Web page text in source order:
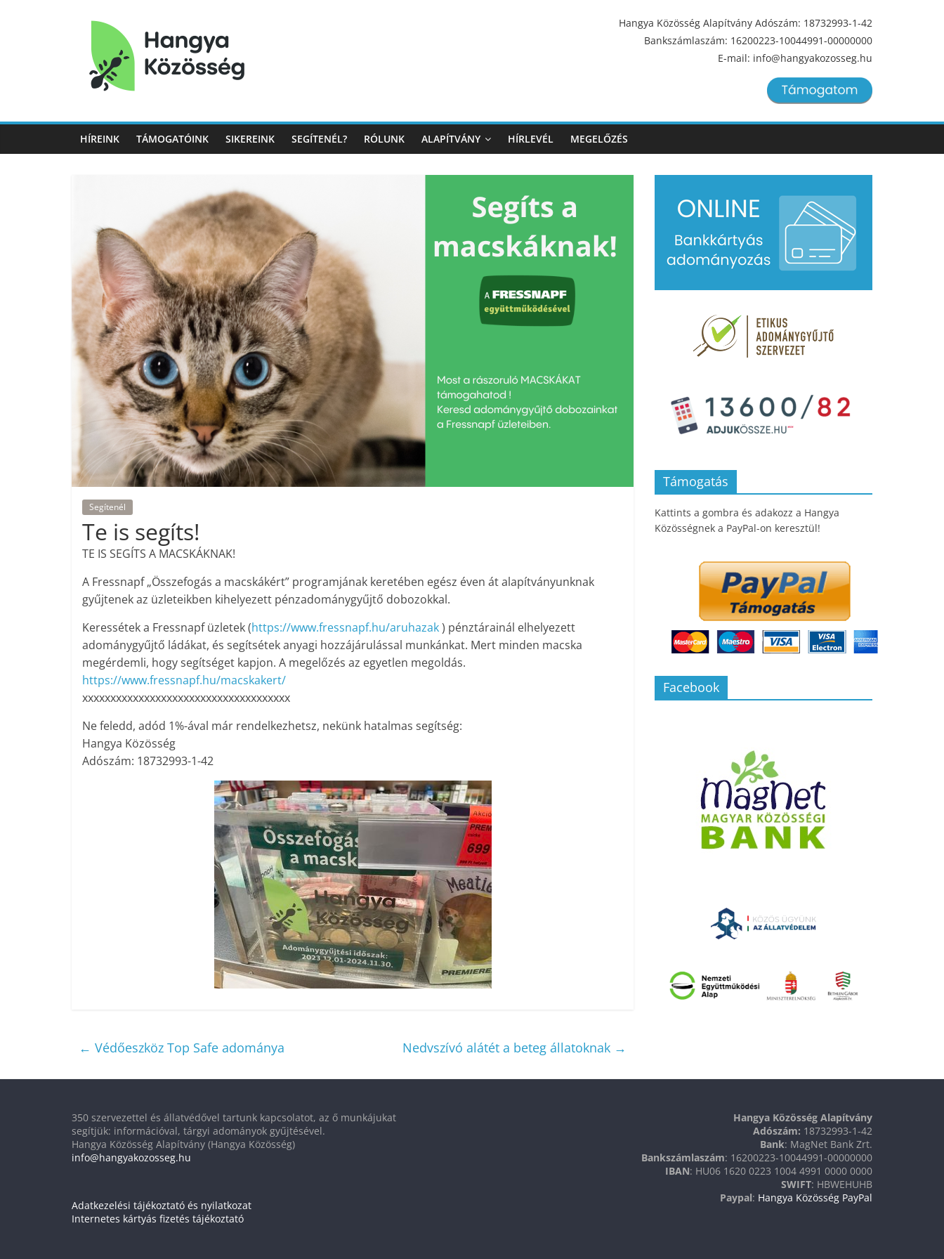
Hangya
Közösség
Hangya
Közösség
Hangya Közösség Alapítvány Adószám: 18732993-1-42
Bankszámlaszám: 16200223-10044991-00000000
E-mail: info@hangyakozosseg.hu
HÍREINK TÁMOGATÓINK SIKEREINK SEGÍTENÉL? RÓLUNK ALAPÍTVÁNY HÍRLEVÉL MEGELŐZÉS
Segítenél
Te is segíts!
TE IS SEGÍTS A MACSKÁKNAK!
A Fressnapf „Összefogás a macskákért” programjának keretében egész éven át alapítványunknak
gyűjtenek az üzleteikben kihelyezett pénzadománygyűjtő dobozokkal.
Keressétek a Fressnapf üzletek (https://www.fressnapf.hu/aruhazak) pénztárainál elhelyezett
adománygyűjtő ládákat, és segítsétek anyagi hozzájárulással munkánkat. Mert minden macska
megérdemli, hogy segítséget kapjon. A megelőzés az egyetlen megoldás.
https://www.fressnapf.hu/macskakert/
xxxxxxxxxxxxxxxxxxxxxxxxxxxxxxxxxxxxx
Ne feledd, adód 1%-ával már rendelkezhetsz, nekünk hatalmas segítség:
Hangya Közösség
Adószám: 18732993-1-42
← Védőeszköz Top Safe adománya Nedvszívó alátét a beteg állatoknak →
Támogatás
Kattints a gombra és adakozz a Hangya
Közösségnek a PayPal-on keresztül!
Facebook
350 szervezettel és állatvédővel tartunk kapcsolatot, az ő munkájukat
segítjük: információval, tárgyi adományok gyűjtésével.
Hangya Közösség Alapítvány (Hangya Közösség)
info@hangyakozosseg.hu
Adatkezelési tájékoztató és nyilatkozat
Internetes kártyás fizetés tájékoztató
Hangya Közösség Alapítvány
Adószám: 18732993-1-42
Bank: MagNet Bank Zrt.
Bankszámlaszám: 16200223-10044991-00000000
IBAN: HU06 1620 0223 1004 4991 0000 0000
SWIFT: HBWEHUHB
Paypal: Hangya Közösség PayPal